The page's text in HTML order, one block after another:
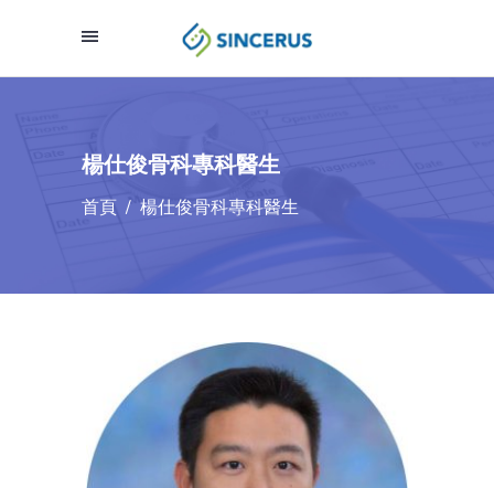
楊仕俊骨科專科醫生
首頁 / 楊仕俊骨科專科醫生